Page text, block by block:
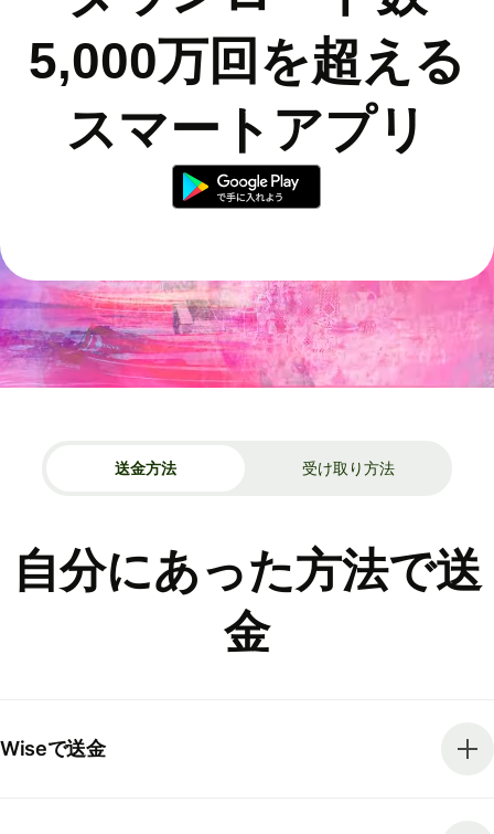
5,000万回を超える
スマートアプリ
送金方法 受け取り方法
自分にあった方法で送
金
Wiseで送金